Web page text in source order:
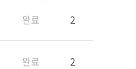
완료 2
완료 2